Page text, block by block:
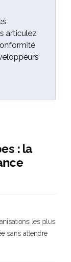
articulez
: la
les plus
sans attendre